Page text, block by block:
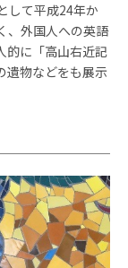
して平成24年か
、外国人への英語
的に「高山右近記
遺物などをも展示